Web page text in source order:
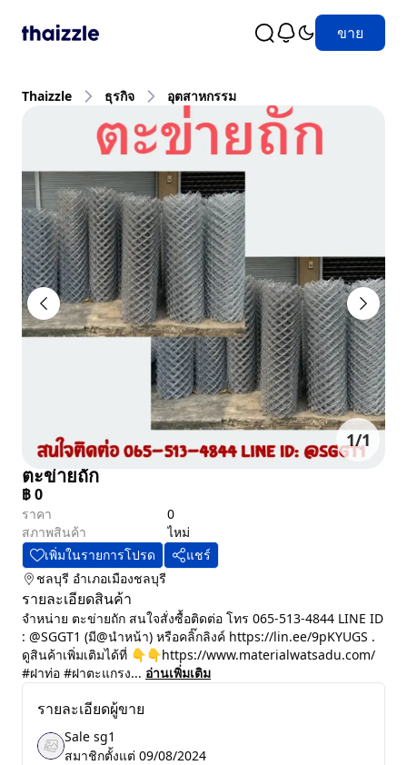
ขาย
Thaizzle ธุรกิจ อุตสาหกรรม
1/1
ตะข่ายถัก
฿0
ราคา
0
สภาพสินค้า
ไหม่
เพิ่มในรายการโปรด
แชร์
ชลบุรี อำเภอเมืองชลบุรี
รายละเอียดสินค้า
จำหน่าย ตะข่ายถัก สนใจสั่งซื้อติดต่อ โทร 065-513-4844 LINE ID
: @SGGT1 (มี@นำหน้า) หรือคลิ๊กลิงค์ https://lin.ee/9pKYUGS .
ดูสินค้าเพิ่มเติมได้ที่ 👇👇https://www.materialwatsadu.com/
#ฝาท่อ #ฝาตะแกรง... อ่านเพิ่มเติม
รายละเอียดผู้ขาย
Sale sg1
สมาชิกตั้งแต่ 09/08/2024